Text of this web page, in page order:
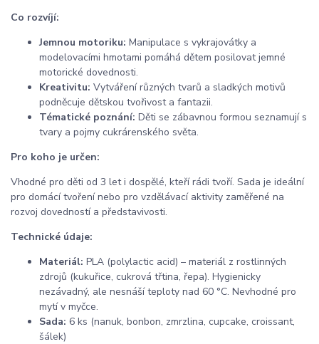
Co rozvíjí:
Jemnou motoriku: Manipulace s vykrajovátky a
modelovacími hmotami pomáhá dětem posilovat jemné
motorické dovednosti.
Kreativitu: Vytváření různých tvarů a sladkých motivů
podněcuje dětskou tvořivost a fantazii.
Tématické poznání: Děti se zábavnou formou seznamují s
tvary a pojmy cukrárenského světa.
Pro koho je určen:
Vhodné pro děti od 3 let i dospělé, kteří rádi tvoří. Sada je ideální
pro domácí tvoření nebo pro vzdělávací aktivity zaměřené na
rozvoj dovedností a představivosti.
Technické údaje:
Materiál: PLA (polylactic acid) – materiál z rostlinných
zdrojů (kukuřice, cukrová třtina, řepa). Hygienicky
nezávadný, ale nesnáší teploty nad 60 °C. Nevhodné pro
mytí v myčce.
Sada: 6 ks (nanuk, bonbon, zmrzlina, cupcake, croissant,
šálek)